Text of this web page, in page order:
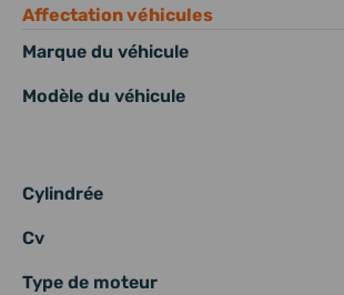
Affectation véhicules
Marque du véhicule
Modèle du véhicule
Cylindrée
Cv
Type de moteur